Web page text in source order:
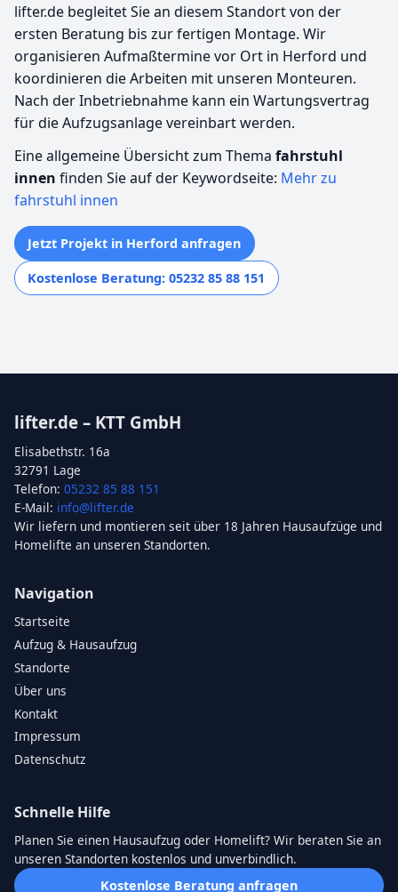
lifter.de begleitet Sie an diesem Standort von der
ersten Beratung bis zur fertigen Montage. Wir
organisieren Aufmaßtermine vor Ort in Herford und
koordinieren die Arbeiten mit unseren Monteuren.
Nach der Inbetriebnahme kann ein Wartungsvertrag
für die Aufzugsanlage vereinbart werden.
Eine allgemeine Übersicht zum Thema fahrstuhl
innen finden Sie auf der Keywordseite: Mehr zu
fahrstuhl innen
Jetzt Projekt in Herford anfragen
Kostenlose Beratung: 05232 85 88 151
lifter.de – KTT GmbH
Elisabethstr. 16a
32791 Lage
Telefon: 05232 85 88 151
E-Mail: info@lifter.de
Wir liefern und montieren seit über 18 Jahren Hausaufzüge und
Homelifte an unseren Standorten.
Navigation
Startseite
Aufzug & Hausaufzug
Standorte
Über uns
Kontakt
Impressum
Datenschutz
Schnelle Hilfe
Planen Sie einen Hausaufzug oder Homelift? Wir beraten Sie an
unseren Standorten kostenlos und unverbindlich.
Kostenlose Beratung anfragen